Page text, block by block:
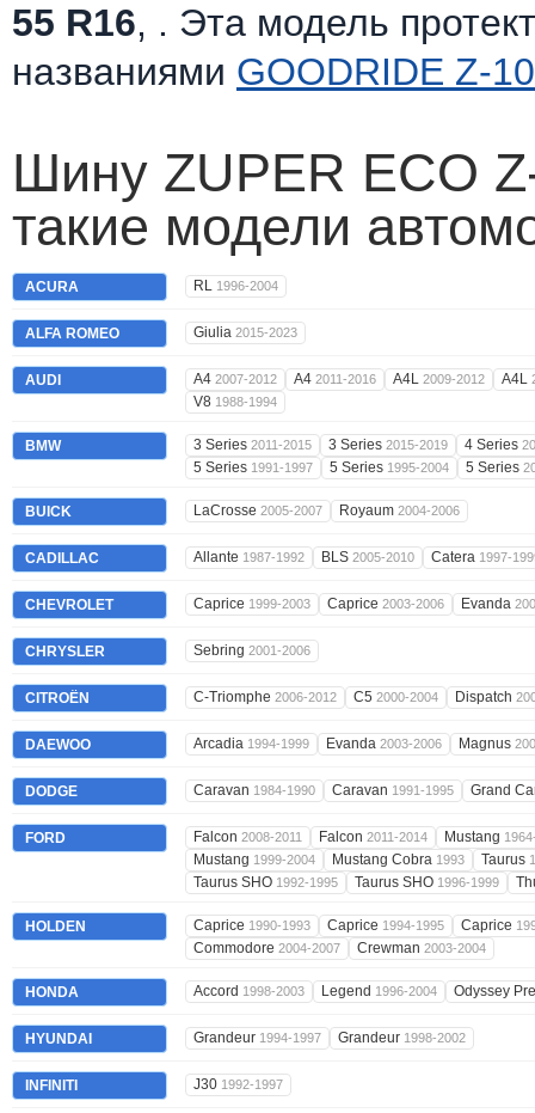
55 R16, . Эта модель
названиями GOODRIDE Z-
Шину ZUPER ECO
такие модели
ACURA RL 1996-2004
ALFA ROMEO Giulia 2015-2023
AUDI A4 2007-2012 A4 2011-2016 A4L 2009-2012 A4L
V8 1988-1994
BMW 3 Series 2011-2015 3 Series 2015-2019 4 Series
5 Series 1991-1997 5 Series 1995-2004 5 Series
BUICK LaCrosse 2005-2007 Royaum 2004-2006
CADILLAC Allante 1987-1992 BLS 2005-2010 Catera 1997-
CHEVROLET Caprice 1999-2003 Caprice 2003-2006 Evanda
CHRYSLER Sebring 2001-2006
CITROËN C-Triomphe 2006-2012 C5 2000-2004 Dispatch
DAEWOO Arcadia 1994-1999 Evanda 2003-2006 Magnus
DODGE Caravan 1984-1990 Caravan 1991-1995 Grand
FORD Falcon 2008-2011 Falcon 2011-2014 Mustang
Mustang 1999-2004 Mustang Cobra 1993 Taurus
Taurus SHO 1992-1995 Taurus SHO 1996-1999
HOLDEN Caprice 1990-1993 Caprice 1994-1995 Caprice
Commodore 2004-2007 Crewman 2003-2004
HONDA Accord 1998-2003 Legend 1996-2004 Odyssey
HYUNDAI Grandeur 1994-1997 Grandeur 1998-2002
INFINITI J30 1992-1997